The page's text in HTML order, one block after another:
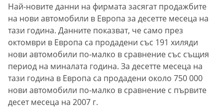
Най-новите данни на фирмата засягат продажбите
на нови автомобили в Европа за десетте месеца на
тази година. Данните показват, че само през
октомври в Европа са продадени със 191 хиляди
нови автомобили по-малко в сравнение със същия
период на миналата година. За десетте месеца на
тази година в Европа са продадени около 750 000
нови автомобили по-малко в сравнение с първите
десет месеца на 2007 г.